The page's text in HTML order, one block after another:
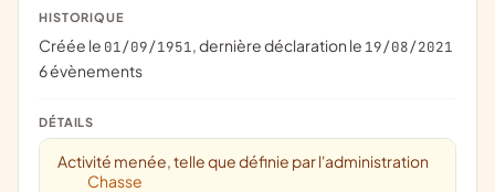
HISTORIQUE
Créée le 01/09/1951, dernière déclaration le 19/08/2021
6 évènements
DÉTAILS
Activité menée, telle que définie par l'administration
Chasse